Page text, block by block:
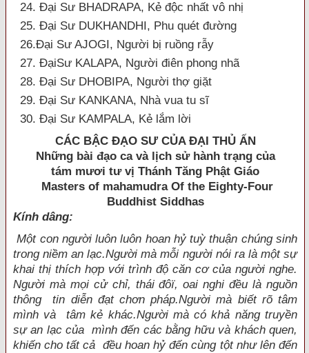
24. Đại Sư BHADRAPA, Kẻ độc nhất vô nhị
25. Đại Sư DUKHANDHI, Phu quét đường
26.Đại Sư AJOGI, Người bị ruồng rẫy
27. ĐạiSư KALAPA, Người điên phong nhã
28. Đại Sư DHOBIPA, Người thợ giặt
29. Đại Sư KANKANA, Nhà vua tu sĩ
30. Đại Sư KAMPALA, Kẻ lắm lời
CÁC BẬC ÐẠO SƯ CỦA ÐẠI THỦ ẤN
Những bài đạo ca và lịch sử hành trạng của
tám mươi tư vị Thánh Tăng Phật Giáo
Masters of mahamudra Of the Eighty-Four
Buddhist Siddhas
Kính dâng:
Một con người luôn luôn hoan hỷ tuỳ thuận chúng sinh
trong niềm an lạc.Người mà mỗi người nói ra là một sự
khai thị thích hợp với trình độ căn cơ của người nghe.
Người mà mọi cử chỉ, thái đôï, oai nghi đều là nguồn
thông tin diễn đạt chơn pháp.Người mà biết rõ tâm
mình và tâm kẻ khác.Người mà có khả năng truyền
sự an lạc của mình đến các bằng hữu và khách quen,
khiến cho tất cả đều hoan hỷ đến cùng tột như lên đến